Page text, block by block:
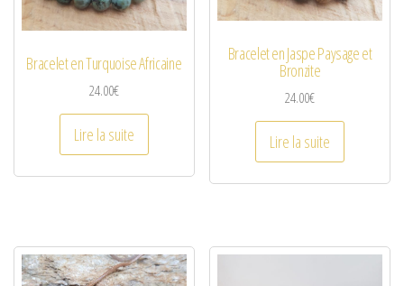
Bracelet en Turquoise Africaine
24.00€
Lire la suite
Bracelet en Jaspe Paysage et
Bronzite
24.00€
Lire la suite